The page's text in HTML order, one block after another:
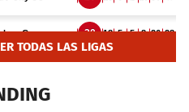
TODAS LAS LIGAS